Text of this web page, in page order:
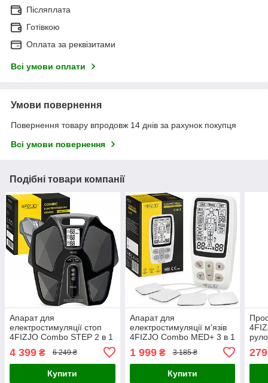
Післяплата
Готівкою
Оплата за реквізитами
Всі умови оплати
Умови повернення
Повернення товару впродовж 14 днів за рахунок покупця
Всі умови повернення
Подібні товари компанії
Апарат для
електростимуляції стоп
4FIZJO Combo STEP 2 в 1
4 399 ₴ 6 249 ₴
Купити
Апарат для
електростимуляції м'язів
4FIZJO Combo MED+ 3 в 1
1 999₴ 3 185 ₴
Купити
279